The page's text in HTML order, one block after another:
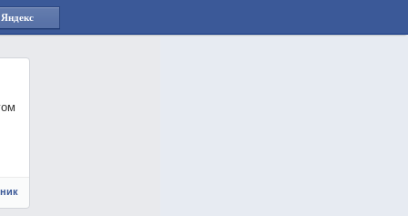
Яндекс